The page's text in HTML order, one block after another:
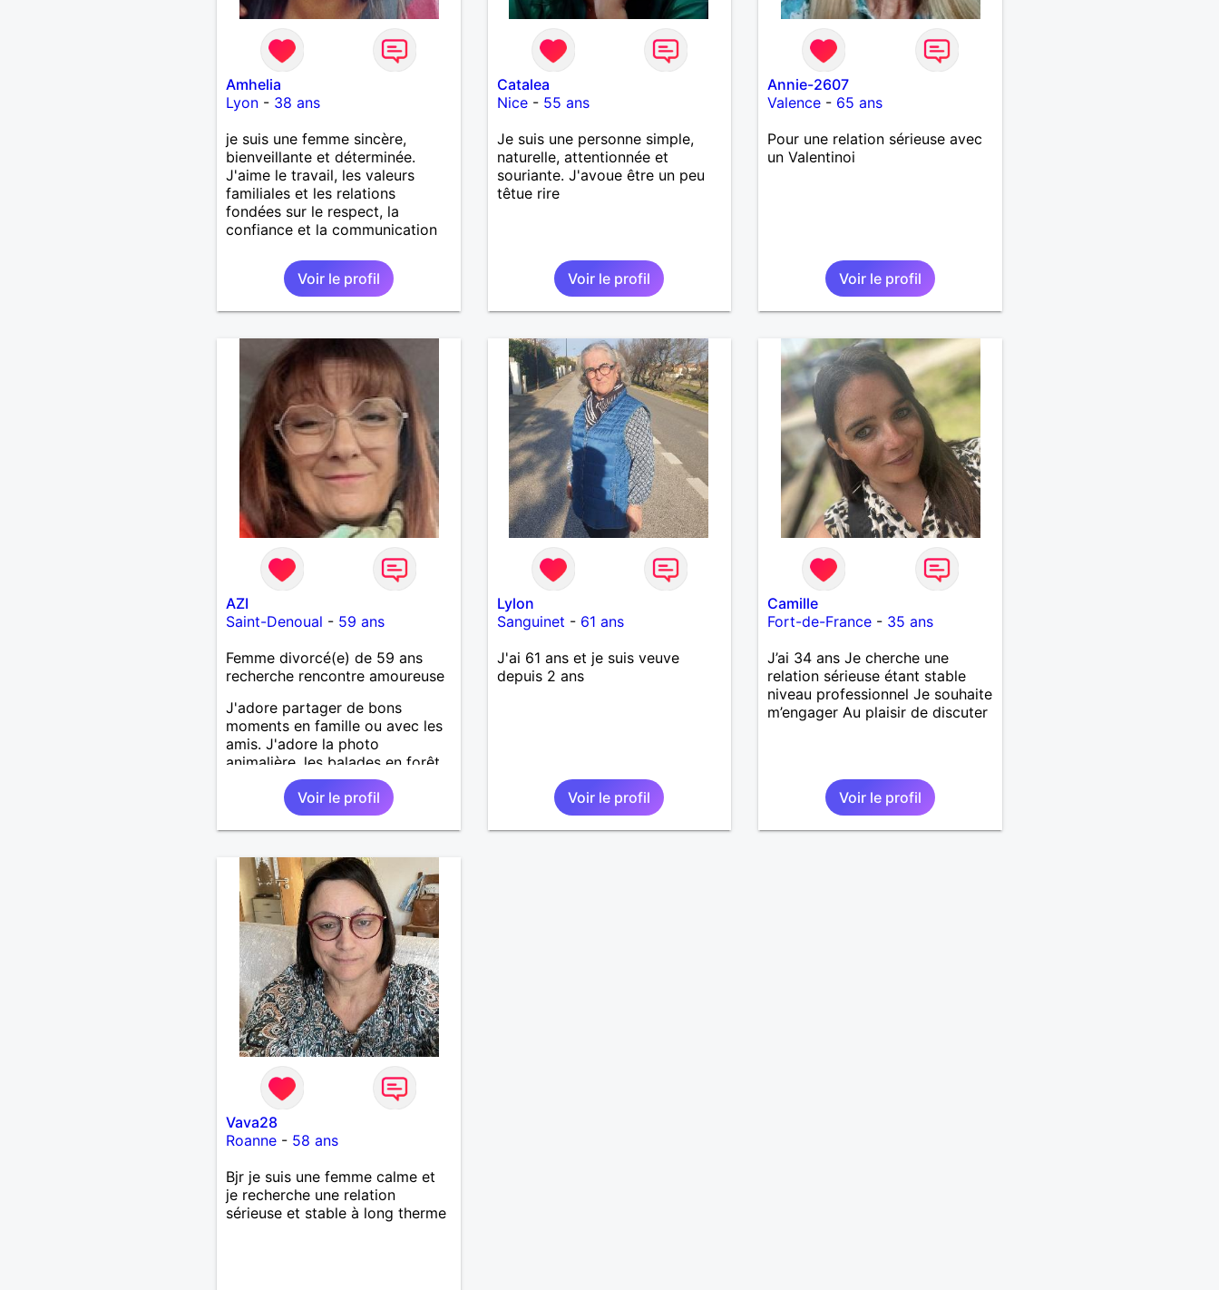
Amhelia
Lyon- 38 ans
je suis une femme sincère,
bienveillante et déterminée.
J'aime le travail, les valeurs
familiales et les relations
fondées sur le respect, la
confiance et la communication
Voir le profil
Catalea
Nice- 55 ans
Je suis une personne simple,
naturelle, attentionnée et
souriante. J'avoue être un peu
têtue rire
Voir le profil
Annie-2607
Valence - 65 ans
Pour une relation sérieuse avec
un Valentinoi
Voir le profil
AZI
Saint-Denoual - 59 ans
Femme divorcé(e) de 59 ans
recherche rencontre amoureuse
J'adore partager de bons
moments en famille ou avec les
amis. J'adore la photo
animalière, les balades en forêt
ou à la mer. Je recherche une
personne sympa et on verra si
affinités. Envoyez-moi message.
A bientôt.
Voir le profil
Lylon
Sanguinet - 61 ans
J'ai 61 ans et je suis veuve
depuis 2 ans
Voir le profil
Camille
Fort-de-France - 35 ans
J’ai 34 ans Je cherche une
relation sérieuse étant stable
niveau professionnel Je souhaite
m’engager Au plaisir de discuter
Voir le profil
Vava28
Roanne- 58 ans
Bjr je suis une femme calme et
je recherche une relation
sérieuse et stable à long therme